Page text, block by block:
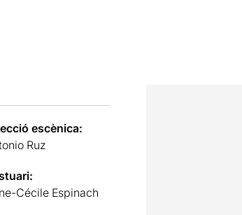
escènica:
Ruz
Cécile Espinach